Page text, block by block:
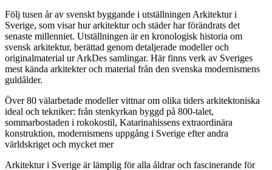
Följ tusen år av svenskt byggande i utställningen Arkitektur i
Sverige, som visar hur arkitektur och städer har förändrats det
senaste millenniet. Utställningen är en kronologisk historia om
svensk arkitektur, berättad genom detaljerade modeller och
originalmaterial ur ArkDes samlingar. Här finns verk av Sveriges
mest kända arkitekter och material från den svenska modernismens
guldålder.
Över 80 välarbetade modeller vittnar om olika tiders arkitektoniska
ideal och tekniker: från stenkyrkan byggd på 800-talet,
sommarbostaden i rokokostil, Katarinahissens extraordinära
konstruktion, modernismens uppgång i Sverige efter andra
världskriget och mycket mer
Arkitektur i Sverige är lämplig för alla åldrar och fascinerande för